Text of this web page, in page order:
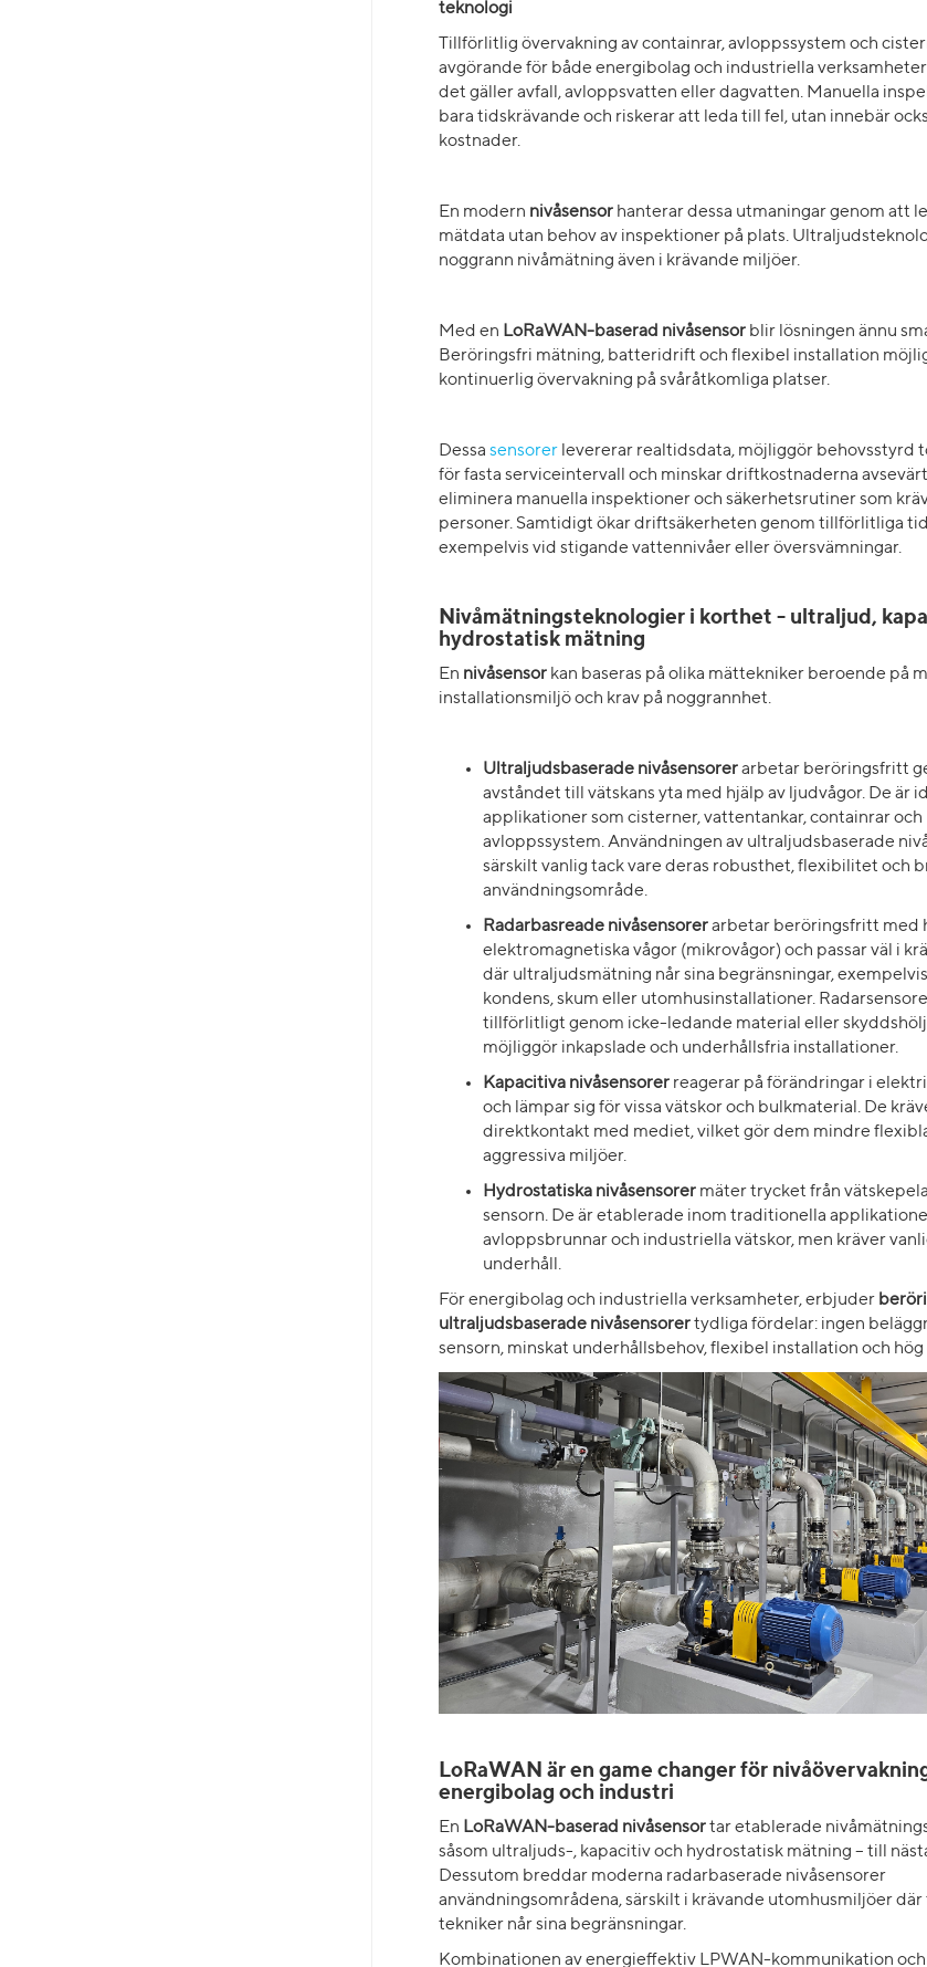
teknologi
Tillförlitlig övervakning av containrar, avloppssystem och
avgörande för både energibolag och industriella
det gäller avfall, avloppsvatten eller dagvatten. Manuella
bara tidskrävande och riskerar att leda till fel, utan innebär
kostnader.
En modern nivåsensor hanterar dessa utmaningar genom att
mätdata utan behov av inspektioner på plats.
noggrann nivåmätning även i krävande miljöer.
Med en LoRaWAN-baserad nivåsensor blir lösningen ännu
Beröringsfri mätning, batteridrift och flexibel installation
kontinuerlig övervakning på svåråtkomliga platser.
Dessa sensorer levererar realtidsdata, möjliggör behovsstyrd
för fasta serviceintervall och minskar driftkostnaderna
eliminera manuella inspektioner och säkerhetsrutiner som
personer. Samtidigt ökar driftsäkerheten genom tillförlitliga
exempelvis vid stigande vattennivåer eller översvämningar.
Nivåmätningsteknologier i korthet - ultraljud,
hydrostatisk mätning
En nivåsensor kan baseras på olika mättekniker beroende på
installationsmiljö och krav på noggrannhet.
Ultraljudsbaserade nivåsensorerarbetar beröringsfritt
avståndet till vätskans yta med hjälp av ljudvågor. De är
applikationer som cisterner, vattentankar, containrar och
avloppssystem. Användningen av ultraljudsbaserade
särskilt vanlig tack vare deras robusthet, flexibilitet och
användningsområde.
Radarbasreade nivåsensorerarbetar beröringsfritt med
elektromagnetiska vågor (mikrovågor) och passar väl i
där ultraljudsmätning når sina begränsningar,
kondens, skum eller utomhusinstallationer.
tillförlitligt genom icke-ledande material eller
möjliggör inkapslade och underhållsfria installationer.
Kapacitiva nivåsensorer reagerar på förändringar i
och lämpar sig för vissa vätskor och bulkmaterial. De
direktkontakt med mediet, vilket gör dem mindre
aggressiva miljöer.
Hydrostatiska nivåsensorer mäter trycket från
sensorn. De är etablerade inom traditionella
avloppsbrunnar och industriella vätskor, men kräver
underhåll.
För energibolag och industriella verksamheter, erbjuder
ultraljudsbaserade nivåsensorertydliga fördelar: ingen
sensorn, minskat underhållsbehov, flexibel installation och
LoRaWAN är en game changer för
energibolag och industri
En LoRaWAN-baserad nivåsensortar etablerade
såsom ultraljuds-, kapacitiv och hydrostatisk mätning – till
Dessutom breddar moderna radarbaserade nivåsensorer
användningsområdena, särskilt i krävande utomhusmiljöer
tekniker når sina begränsningar.
Kombinationen av energieffektiv LPWAN-kommunikation